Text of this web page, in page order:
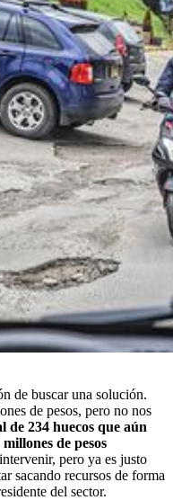
de buscar una solución.
de pesos, pero no nos
234 huecos que aún
de pesos
pero ya es justo
sacando recursos de forma
del sector.